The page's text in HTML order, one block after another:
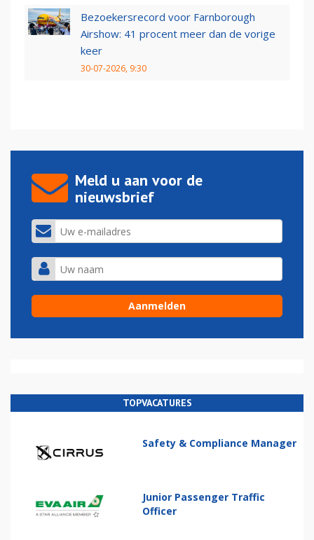
Bezoekersrecord voor Farnborough
Airshow: 41 procent meer dan de vorige
keer
30-07-2026, 9:30
Meld u aan voor de
nieuwsbrief
TOPVACATURES
Safety & Compliance Manager
Junior Passenger Traffic
Officer